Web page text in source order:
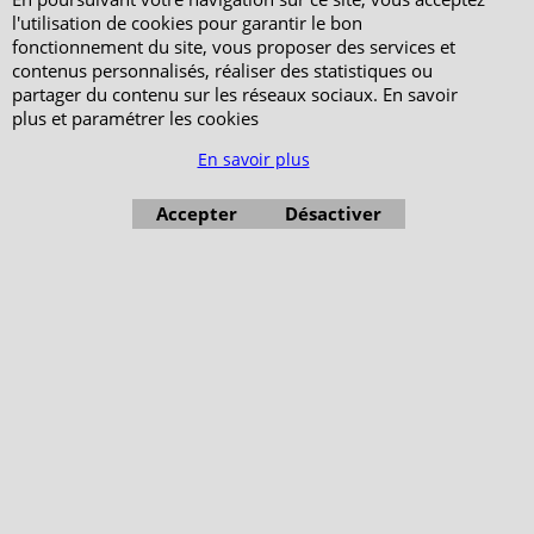
PeterandClo
Votre Commande
Votre Espace Adhérent
l'utilisation de cookies pour garantir le bon
fonctionnement du site, vous proposer des services et
contenus personnalisés, réaliser des statistiques ou
partager du contenu sur les réseaux sociaux. En savoir
plus et paramétrer les cookies
En savoir plus
Accepter Désactiver